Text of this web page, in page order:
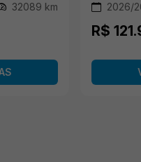
32089 km
2026/
R$